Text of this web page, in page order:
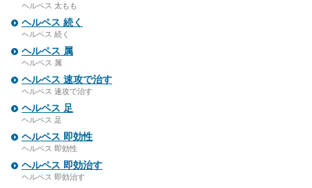
ヘルペス 太もも
ヘルペス 続く
ヘルペス 続く
ヘルペス 属
ヘルペス 属
ヘルペス 速攻で治す
ヘルペス 速攻で治す
ヘルペス 足
ヘルペス 足
ヘルペス 即効性
ヘルペス 即効性
ヘルペス 即効治す
ヘルペス 即効治す